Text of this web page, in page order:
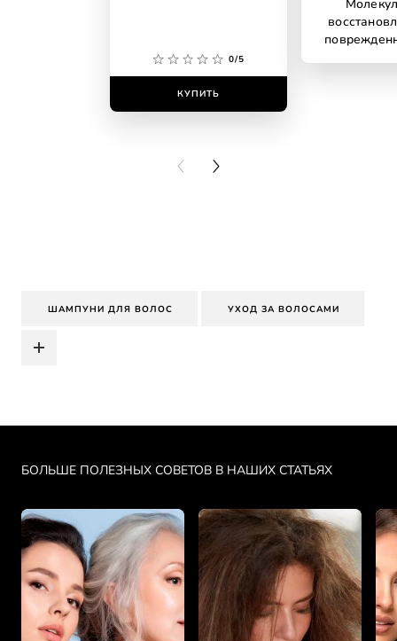
0/5
КУПИТЬ
PREVIOUS CARD
NEXT CARD
ШАМПУНИ ДЛЯ ВОЛОС УХОД ЗА ВОЛОСАМИ
БОЛЬШЕ ПОЛЕЗНЫХ СОВЕТОВ В НАШИХ СТАТЬЯХ